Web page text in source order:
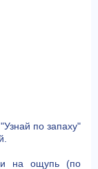
по запаху"
на ощупь (по